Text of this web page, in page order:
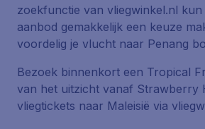
zoekfunctie van vliegwinkel.nl kun
aanbod gemakkelijk een keuze
voordelig je vlucht naar Penang
Bezoek binnenkort een Tropical
van het uitzicht vanaf Strawberry
vliegtickets naar Maleisië via